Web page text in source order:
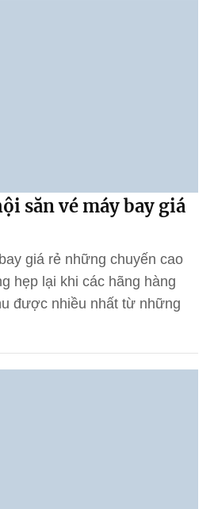
săn vé máy bay giá
giá rẻ những chuyến cao
hẹp lại khi các hãng hàng
được nhiều nhất từ những